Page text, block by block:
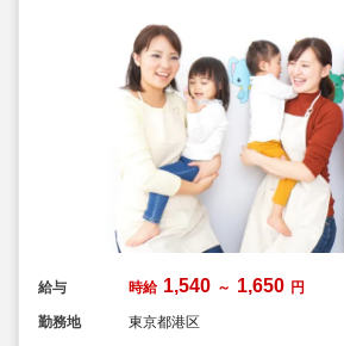
給与 時給 1,540 ～ 1,650 円
勤務地
東京都港区